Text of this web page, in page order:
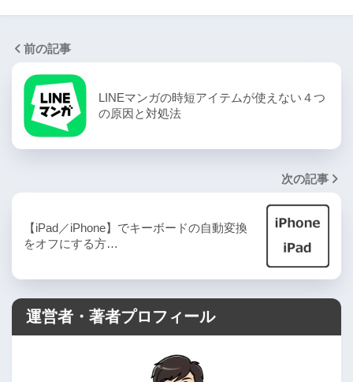
前の記事
LINEマンガの時短アイテムが使えない４つ
の原因と対処法
次の記事
【iPad／iPhone】でキーボードの自動変換
をオフにする方…
運営者・著者プロフィール